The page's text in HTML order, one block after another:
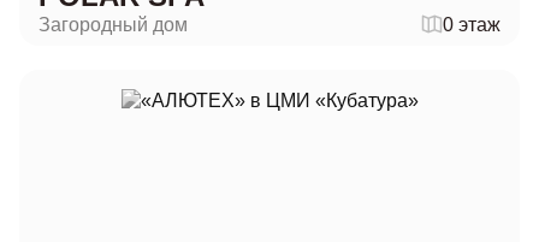
Загородный дом 0 этаж